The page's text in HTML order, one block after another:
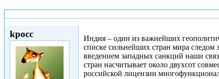
kpocc
Индия – один из важнейших
списке сильнейших стран мира
введением западных санкций наши
стран насчитывает около двухсот
российской лицензии